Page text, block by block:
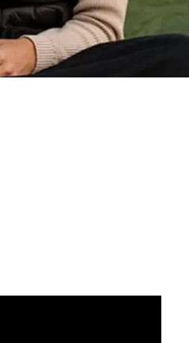
松屋食堂 松のや 仙台一番